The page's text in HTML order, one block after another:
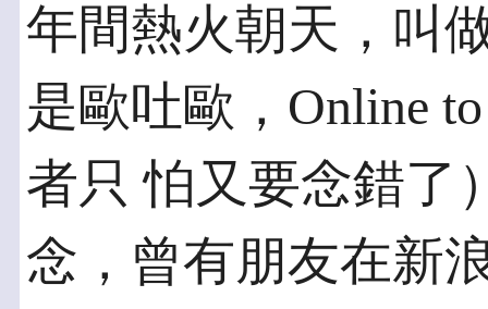
年間熱火朝天，叫
是歐吐歐，Online
者只 怕又要念錯了
念，曾有朋友在新